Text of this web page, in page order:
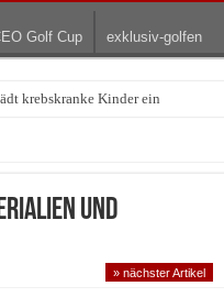
Golf Cup exklusiv-golfen
wurde
und
» nächster Artikel